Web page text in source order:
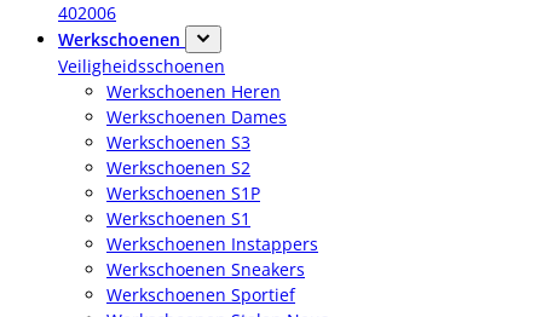
402006
Werkschoenen
Veiligheidsschoenen
Werkschoenen Heren
Werkschoenen Dames
Werkschoenen S3
Werkschoenen S2
Werkschoenen S1P
Werkschoenen S1
Werkschoenen Instappers
Werkschoenen Sneakers
Werkschoenen Sportief